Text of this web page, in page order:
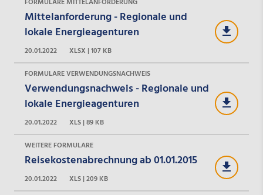
FORMULARE MITTELANFORDERUNG
Mittelanforderung - Regionale und
lokale Energieagenturen
20.01.2022
XLSX | 107 KB
FORMULARE VERWENDUNGSNACHWEIS
Verwendungsnachweis - Regionale und
lokale Energieagenturen
20.01.2022
XLS | 89 KB
WEITERE FORMULARE
Reisekostenabrechnung ab 01.01.2015
20.01.2022
XLS | 209 KB